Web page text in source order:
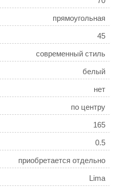
прямоугольная
45
современный стиль
белый
нет
по центру
165
0.5
приобретается отдельно
Lima